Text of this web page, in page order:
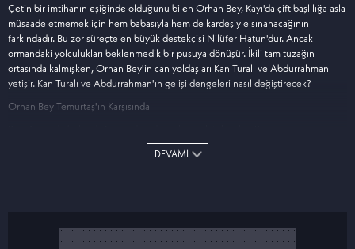
Çetin bir imtihanın eşiğinde olduğunu bilen Orhan Bey, Kayı'da çift başlılığa asla
müsaade etmemek için hem babasıyla hem de kardeşiyle sınanacağının
farkındadır. Bu zor süreçte en büyük destekçisi Nilüfer Hatun'dur. Ancak
ormandaki yolculukları beklenmedik bir pusuya dönüşür. İkili tam tuzağın
ortasında kalmışken, Orhan Bey'in can yoldaşları Kan Turalı ve Abdurrahman
yetişir. Kan Turalı ve Abdurrahman'ın gelişi dengeleri nasıl değiştirecek?
Orhan Bey Temurtaş'ın Karşısında
kaldırılması olduğunu düşünen Orhan Bey, kardeşini bile karşısına alma pahasına
Temurtaş'la görüşmeye gider. Temurtaş'a, Alaeddin ve Şahinşah Bey'i
Fatma Hatun'la karşı karşıya gelen Flavius; bir yandan bütün gücüyle saldırmayı
DEVAMI